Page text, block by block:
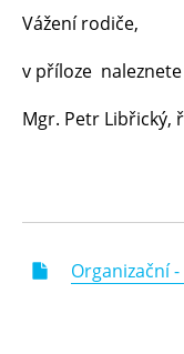
Vážení rodiče,
v příloze
Mgr. Petr Libřický,
Organizační